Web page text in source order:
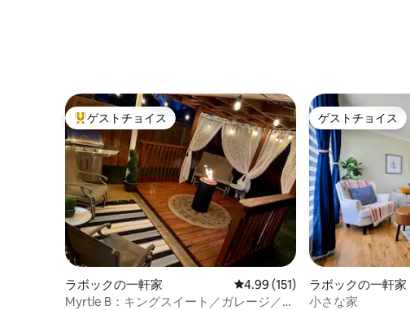
大好評のゲストチョイスです。
ゲストチョイス
ラボックの一軒家 レビュー151件、5つ星中4.99つ
4.99 (151)
Myrtle B：キングスイート／ガレージ／犬
ゲストチョイス
ゲストチョイス
ラボックの一軒家
小さな家